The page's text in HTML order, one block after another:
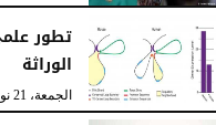
تطور
الوراثة
الجمعة، 21 نوفمبر 2025